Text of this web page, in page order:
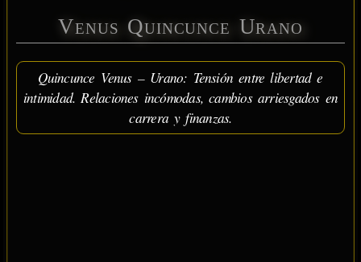
Venus Quincunce Urano
Quincunce Venus – Urano: Tensión entre libertad e
intimidad. Relaciones incómodas, cambios arriesgados en
carrera y finanzas.